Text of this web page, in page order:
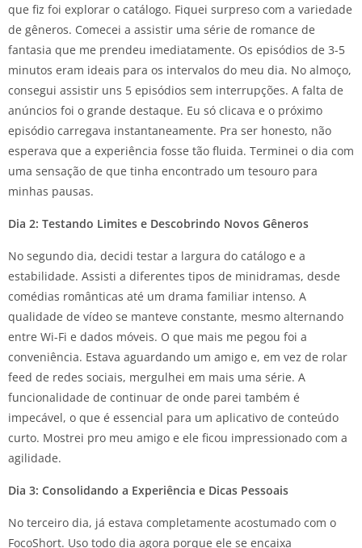
que fiz foi explorar o catálogo. Fiquei surpreso com a variedade
de gêneros. Comecei a assistir uma série de romance de
fantasia que me prendeu imediatamente. Os episódios de 3-5
minutos eram ideais para os intervalos do meu dia. No almoço,
consegui assistir uns 5 episódios sem interrupções. A falta de
anúncios foi o grande destaque. Eu só clicava e o próximo
episódio carregava instantaneamente. Pra ser honesto, não
esperava que a experiência fosse tão fluida. Terminei o dia com
uma sensação de que tinha encontrado um tesouro para
minhas pausas.
Dia 2: Testando Limites e Descobrindo Novos Gêneros
No segundo dia, decidi testar a largura do catálogo e a
estabilidade. Assisti a diferentes tipos de minidramas, desde
comédias românticas até um drama familiar intenso. A
qualidade de vídeo se manteve constante, mesmo alternando
entre Wi-Fi e dados móveis. O que mais me pegou foi a
conveniência. Estava aguardando um amigo e, em vez de rolar
feed de redes sociais, mergulhei em mais uma série. A
funcionalidade de continuar de onde parei também é
impecável, o que é essencial para um aplicativo de conteúdo
curto. Mostrei pro meu amigo e ele ficou impressionado com a
agilidade.
Dia 3: Consolidando a Experiência e Dicas Pessoais
No terceiro dia, já estava completamente acostumado com o
FocoShort. Uso todo dia agora porque ele se encaixa